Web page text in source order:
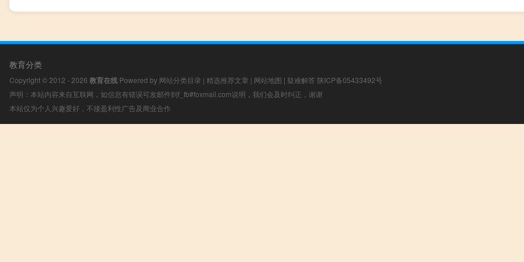
教育分类
Copyright © 2012 - 2026 教育在线 Powered by 网站分类目录 | 精选推荐文章 | 网站地图 | 疑难解答 陕ICP备05433492号
声明：本站内容来自互联网，如信息有错误可发邮件到f_fb#foxmail.com说明，我们会及时纠正，谢谢
本站仅为个人兴趣爱好，不接盈利性广告及商业合作